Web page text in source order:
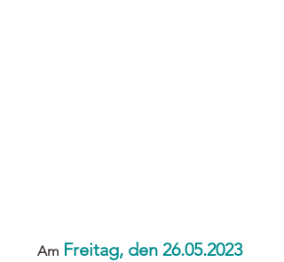
Am Freitag, den 26.05.2023